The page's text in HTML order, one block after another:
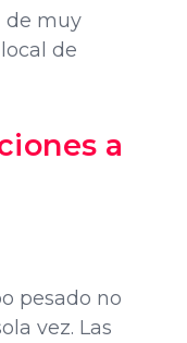
de muy
de
a
pesado no
vez. Las